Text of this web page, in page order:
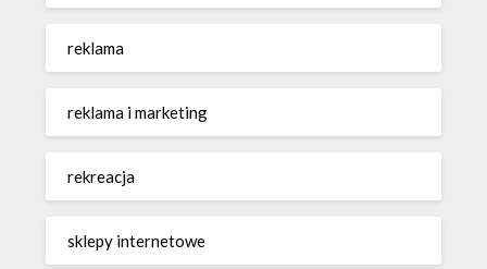
reklama
reklama i marketing
rekreacja
sklepy internetowe